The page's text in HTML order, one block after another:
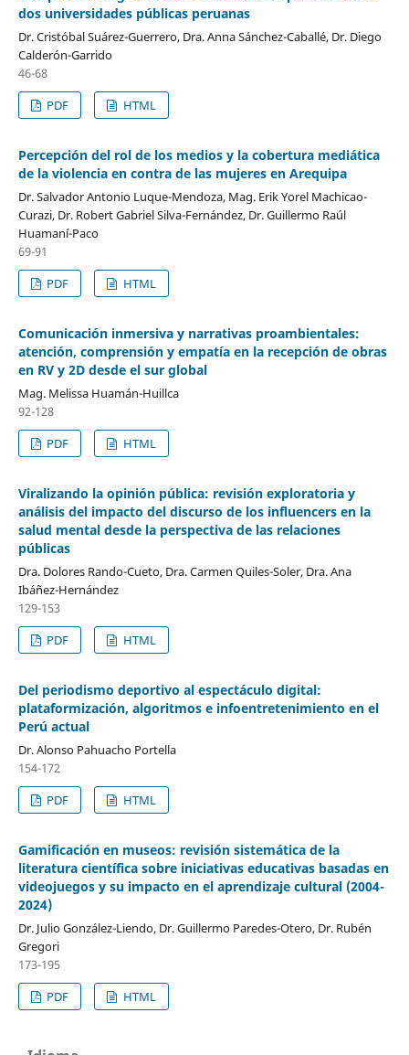
dos universidades públicas peruanas
Dr. Cristóbal Suárez-Guerrero, Dra. Anna Sánchez-Caballé, Dr. Diego
Calderón-Garrido
46-68
PDF
HTML
Percepción del rol de los medios y la cobertura mediática
de la violencia en contra de las mujeres en Arequipa
Dr. Salvador Antonio Luque-Mendoza, Mag. Erik Yorel Machicao-
Curazi, Dr. Robert Gabriel Silva-Fernández, Dr. Guillermo Raúl
Huamaní-Paco
69-91
PDF
HTML
Comunicación inmersiva y narrativas proambientales:
atención, comprensión y empatía en la recepción de obras
en RV y 2D desde el sur global
Mag. Melissa Huamán-Huillca
92-128
PDF
HTML
Viralizando la opinión pública: revisión exploratoria y
análisis del impacto del discurso de los influencers en la
salud mental desde la perspectiva de las relaciones
públicas
Dra. Dolores Rando-Cueto, Dra. Carmen Quiles-Soler, Dra. Ana
Ibáñez-Hernández
129-153
PDF
HTML
Del periodismo deportivo al espectáculo digital:
plataformización, algoritmos e infoentretenimiento en el
Perú actual
Dr. Alonso Pahuacho Portella
154-172
PDF
HTML
Gamificación en museos: revisión sistemática de la
literatura científica sobre iniciativas educativas basadas en
videojuegos y su impacto en el aprendizaje cultural (2004-
2024)
Dr. Julio González-Liendo, Dr. Guillermo Paredes-Otero, Dr. Rubén
Gregori
173-195
PDF
HTML